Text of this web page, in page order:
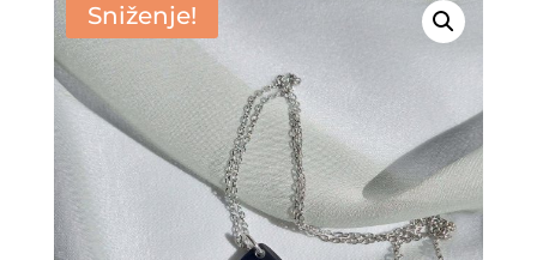
Sniženje!